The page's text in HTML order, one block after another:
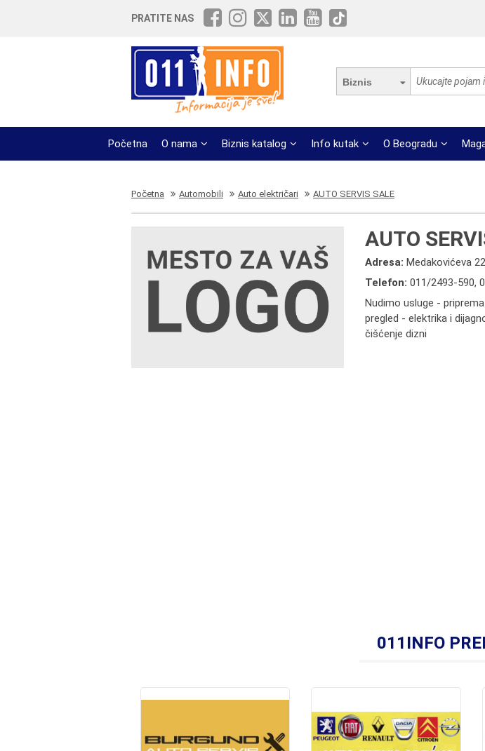
PRATITE NAS
Biznis
Početna O nama Biznis katalog Info kutak O Beogradu
Početna Automobili Auto električari AUTO SERVIS SALE
AUTO
Adresa:Medakovićeva
Telefon:011/2493-590,
Nudimo usluge -
pregled - elektrika i
čišćenje dizni
011INFO